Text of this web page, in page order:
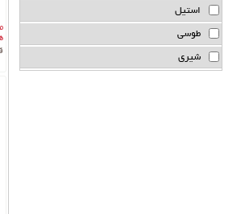
استیل
طوسی
شیری